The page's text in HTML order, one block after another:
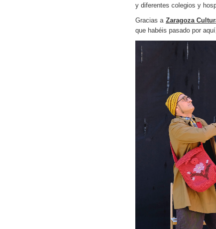
y diferentes colegios y
Gracias a Zaragoza
que habéis pasado por